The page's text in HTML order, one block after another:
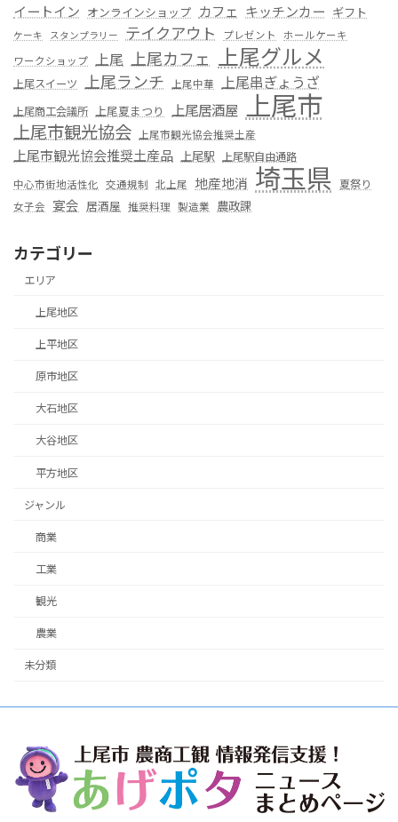
イートイン オンラインショップ カフェ キッチンカー ギフト
ケーキ スタンプラリー テイクアウト プレゼント
ホールケーキ
ワークショップ 上尾 上尾カフェ 上尾グルメ
上尾スイーツ 上尾ランチ 上尾中華 上尾串ぎょうざ
上尾商工会議所 上尾夏まつり 上尾居酒屋 上尾市
上尾市観光協会 上尾市観光協会推奨土産
上尾市観光協会推奨土産品 上尾駅 上尾駅自由通路
中心市街地活性化 交通規制 北上尾 地産地消 埼玉県 夏祭り
女子会 宴会 居酒屋 推奨料理 製造業 農政課
カテゴリー
エリア
上尾地区
上平地区
原市地区
大石地区
大谷地区
平方地区
ジャンル
商業
工業
観光
農業
未分類